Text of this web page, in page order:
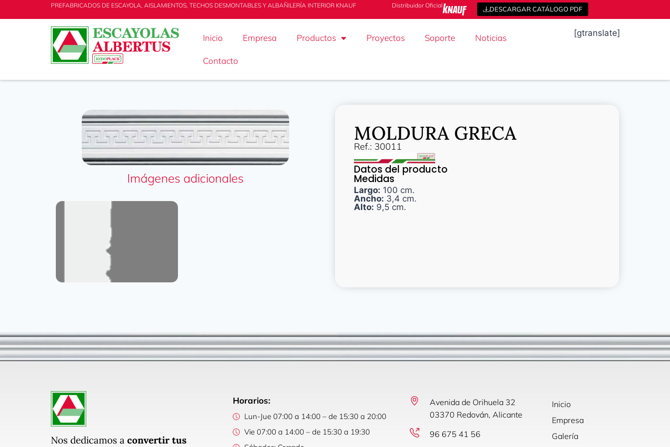
PREFABRICADOS DE ESCAYOLA, AISLAMIENTOS, TECHOS DESMONTABLES Y ALBAÑILERÍA INTERIOR KNAUF Distribuidor Oficial DESCARGAR CATÁLOGO PDF
Inicio Empresa Productos Proyectos Soporte Noticias
Contacto
[gtranslate]
Imágenes adicionales
MOLDURA GRECA
Ref.: 30011
Datos del producto
Medidas
Largo: 100 cm.
Ancho: 3,4 cm.
Alto: 9,5 cm.
Nos dedicamos a convertir tus
Horarios:
Lun-Jue 07:00 a 14:00 – de 15:30 a 20:00
Vie 07:00 a 14:00 – de 15:30 a 19:30
Avenida de Orihuela 32
03370 Redován, Alicante
96 675 41 56
Inicio
Empresa
Galería